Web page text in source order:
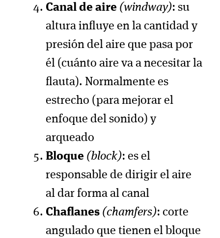
Canal de aire (windway): su
altura influye en la cantidad y
presión del aire que pasa por
él (cuánto aire va a necesitar la
flauta). Normalmente es
estrecho (para mejorar el
enfoque del sonido) y
arqueado
Bloque (block): es el
responsable de dirigir el aire
al dar forma al canal
Chaflanes (chamfers): corte
angulado que tienen el bloque